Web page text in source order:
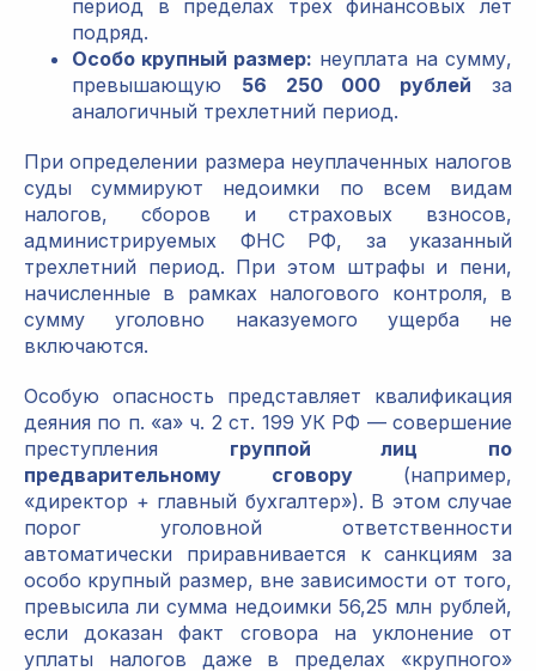
период в пределах трех финансовых лет
подряд.
Особо крупный размер: неуплата на сумму,
превышающую 56 250 000 рублей за
аналогичный трехлетний период.
При определении размера неуплаченных налогов
суды суммируют недоимки по всем видам
налогов, сборов и страховых взносов,
администрируемых ФНС РФ, за указанный
трехлетний период. При этом штрафы и пени,
начисленные в рамках налогового контроля, в
сумму уголовно наказуемого ущерба не
включаются.
Особую опасность представляет квалификация
деяния по п. «а» ч. 2 ст. 199 УК РФ — совершение
преступления группой лиц по
предварительному сговору(например,
«директор + главный бухгалтер»). В этом случае
порог уголовной ответственности
автоматически приравнивается к санкциям за
особо крупный размер, вне зависимости от того,
превысила ли сумма недоимки 56,25 млн рублей,
если доказан факт сговора на уклонение от
уплаты налогов даже в пределах «крупного»